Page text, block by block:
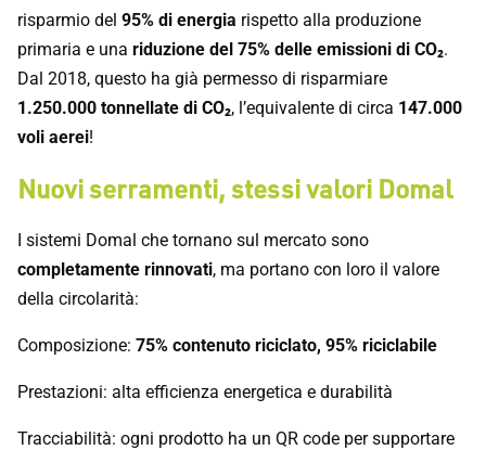
risparmio del 95% di energia rispetto alla produzione
primaria e una riduzione del 75% delle emissioni di CO₂.
Dal 2018, questo ha già permesso di risparmiare
1.250.000 tonnellate di CO₂, l’equivalente di circa 147.000
voli aerei!
Nuovi serramenti, stessi valori Domal
I sistemi Domal che tornano sul mercato sono
completamente rinnovati, ma portano con loro il valore
della circolarità:
Composizione: 75% contenuto riciclato, 95% riciclabile
Prestazioni: alta efficienza energetica e durabilità
Tracciabilità: ogni prodotto ha un QR code per supportare